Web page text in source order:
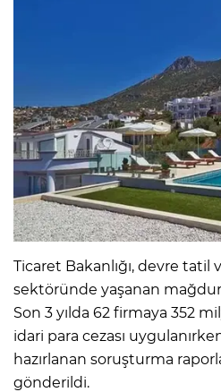
Ticaret Bakanlığı, devre tatil
sektöründe yaşanan
Son 3 yılda 62 firmaya 352
idari para cezası
hazırlanan soruşturma
gönderildi.